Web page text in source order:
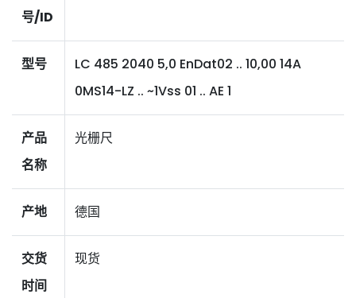
号/ID
型号
LC 485 2040 5,0 EnDat02 .. 10,00 14A
0MS14-LZ .. ~1Vss 01 .. AE 1
产品
名称
光栅尺
产地 德国
交货
时间
现货